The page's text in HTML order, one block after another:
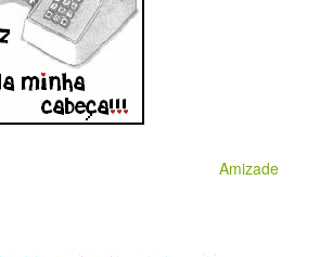
Amizade